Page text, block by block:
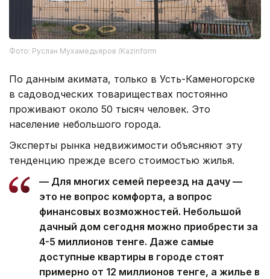
Фото: Руслан Мухамедьяров /Kazinform
По данным акимата, только в Усть-Каменогорске
в садоводческих товариществах постоянно
проживают около 50 тысяч человек. Это
население небольшого города.
Эксперты рынка недвижимости объясняют эту
тенденцию прежде всего стоимостью жилья.
— Для многих семей переезд на дачу —
это не вопрос комфорта, а вопрос
финансовых возможностей. Небольшой
дачный дом сегодня можно приобрести за
4-5 миллионов тенге. Даже самые
доступные квартиры в городе стоят
примерно от 12 миллионов тенге, а жилье в